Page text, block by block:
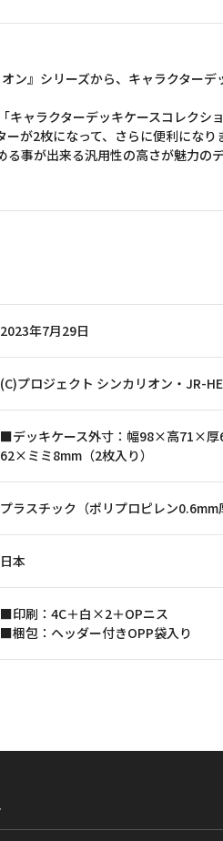
ン』シリーズから、キャラクターデ
キャラクターデッキケースコレクシ
が2枚になって、さらに便利になり
事が出来る汎用性の高さが魅力の
2023年7月29日
(C)プロジェクト シンカリオン・JR-
■デッキケース外寸：幅98×高71×
62×ミミ8mm（2枚入り）
プラスチック（ポリプロピレン0.6mm
日本
■印刷：4C＋白×2＋OPニス
■梱包：ヘッダー付きOPP袋入り